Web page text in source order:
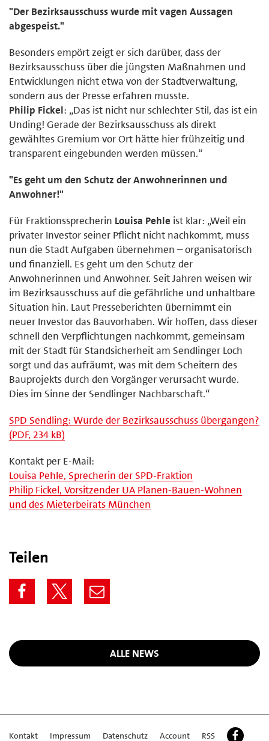
"Der Bezirksausschuss wurde mit vagen Aussagen
abgespeist."
Besonders empört zeigt er sich darüber, dass der
Bezirksausschuss über die jüngsten Maßnahmen und
Entwicklungen nicht etwa von der Stadtverwaltung,
sondern aus der Presse erfahren musste.
Philip Fickel: „Das ist nicht nur schlechter Stil, das ist ein
Unding! Gerade der Bezirksausschuss als direkt
gewähltes Gremium vor Ort hätte hier frühzeitig und
transparent eingebunden werden müssen.“
"Es geht um den Schutz der Anwohnerinnen und
Anwohner!"
Für Fraktionssprecherin Louisa Pehle ist klar: „Weil ein
privater Investor seiner Pflicht nicht nachkommt, muss
nun die Stadt Aufgaben übernehmen – organisatorisch
und finanziell. Es geht um den Schutz der
Anwohnerinnen und Anwohner. Seit Jahren weisen wir
im Bezirksausschuss auf die gefährliche und unhaltbare
Situation hin. Laut Presseberichten übernimmt ein
neuer Investor das Bauvorhaben. Wir hoffen, dass dieser
schnell den Verpflichtungen nachkommt, gemeinsam
mit der Stadt für Standsicherheit am Sendlinger Loch
sorgt und das aufräumt, was mit dem Scheitern des
Bauprojekts durch den Vorgänger verursacht wurde.
Dies im Sinne der Sendlinger Nachbarschaft.“
SPD Sendling: Wurde der Bezirksausschuss übergangen?
(PDF, 234 kB)
Kontakt per E-Mail:
Louisa Pehle, Sprecherin der SPD-Fraktion
Philip Fickel, Vorsitzender UA Planen-Bauen-Wohnen
und des Mieterbeirats München
Teilen
ALLE NEWS
Kontakt Impressum Datenschutz Account RSS